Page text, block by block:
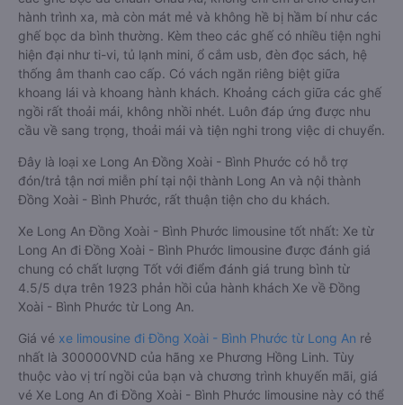
hành trình xa, mà còn mát mẻ và không hề bị hầm bí như các
ghế bọc da bình thường. Kèm theo các ghế có nhiều tiện nghi
hiện đại như ti-vi, tủ lạnh mini, ổ cắm usb, đèn đọc sách, hệ
thống âm thanh cao cấp. Có vách ngăn riêng biệt giữa
khoang lái và khoang hành khách. Khoảng cách giữa các ghế
ngồi rất thoải mái, không nhồi nhét. Luôn đáp ứng được nhu
cầu về sang trọng, thoải mái và tiện nghi trong việc di chuyển.
Đây là loại xe Long An Đồng Xoài - Bình Phước có hỗ trợ
đón/trả tận nơi miễn phí tại nội thành Long An và nội thành
Đồng Xoài - Bình Phước, rất thuận tiện cho du khách.
Xe Long An Đồng Xoài - Bình Phước limousine tốt nhất: Xe từ
Long An đi Đồng Xoài - Bình Phước limousine được đánh giá
chung có chất lượng Tốt với điểm đánh giá trung bình từ
4.5/5 dựa trên 1923 phản hồi của hành khách Xe về Đồng
Xoài - Bình Phước từ Long An.
Giá vé xe limousine đi Đồng Xoài - Bình Phước từ Long An rẻ
nhất là 300000VND của hãng xe Phương Hồng Linh. Tùy
thuộc vào vị trí ngồi của bạn và chương trình khuyến mãi, giá
vé Xe Long An đi Đồng Xoài - Bình Phước limousine này có thể